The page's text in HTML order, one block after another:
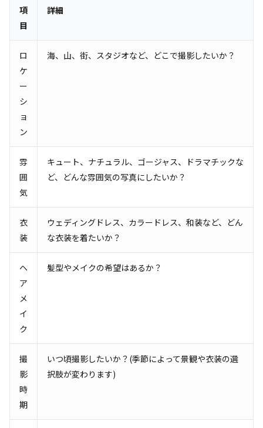
項
目
詳細
ロ
ケ
ー
シ
ョ
ン
海、山、街、スタジオなど、どこで撮影したいか？
雰
囲
気
キュート、ナチュラル、ゴージャス、ドラマチックな
ど、どんな雰囲気の写真にしたいか？
衣
装
ウェディングドレス、カラードレス、和装など、どん
な衣装を着たいか？
ヘ
ア
メ
イ
ク
髪型やメイクの希望はあるか？
撮
影
時
期
いつ頃撮影したいか？(季節によって景観や衣装の選
択肢が変わります)